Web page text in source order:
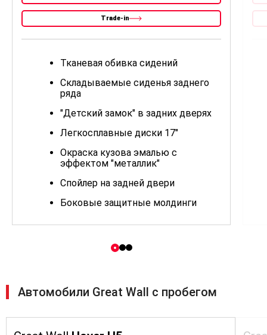
Trade-in
Тканевая обивка сидений
Складываемые сиденья заднего
ряда
"Детский замок" в задних дверях
Легкосплавные диски 17"
Окраска кузова эмалью с
эффектом "металлик"
Спойлер на задней двери
Боковые защитные молдинги
Указатель температуры наружнего
Стеклоочиститель заднего стекла
Автомобили Great Wall с пробегом